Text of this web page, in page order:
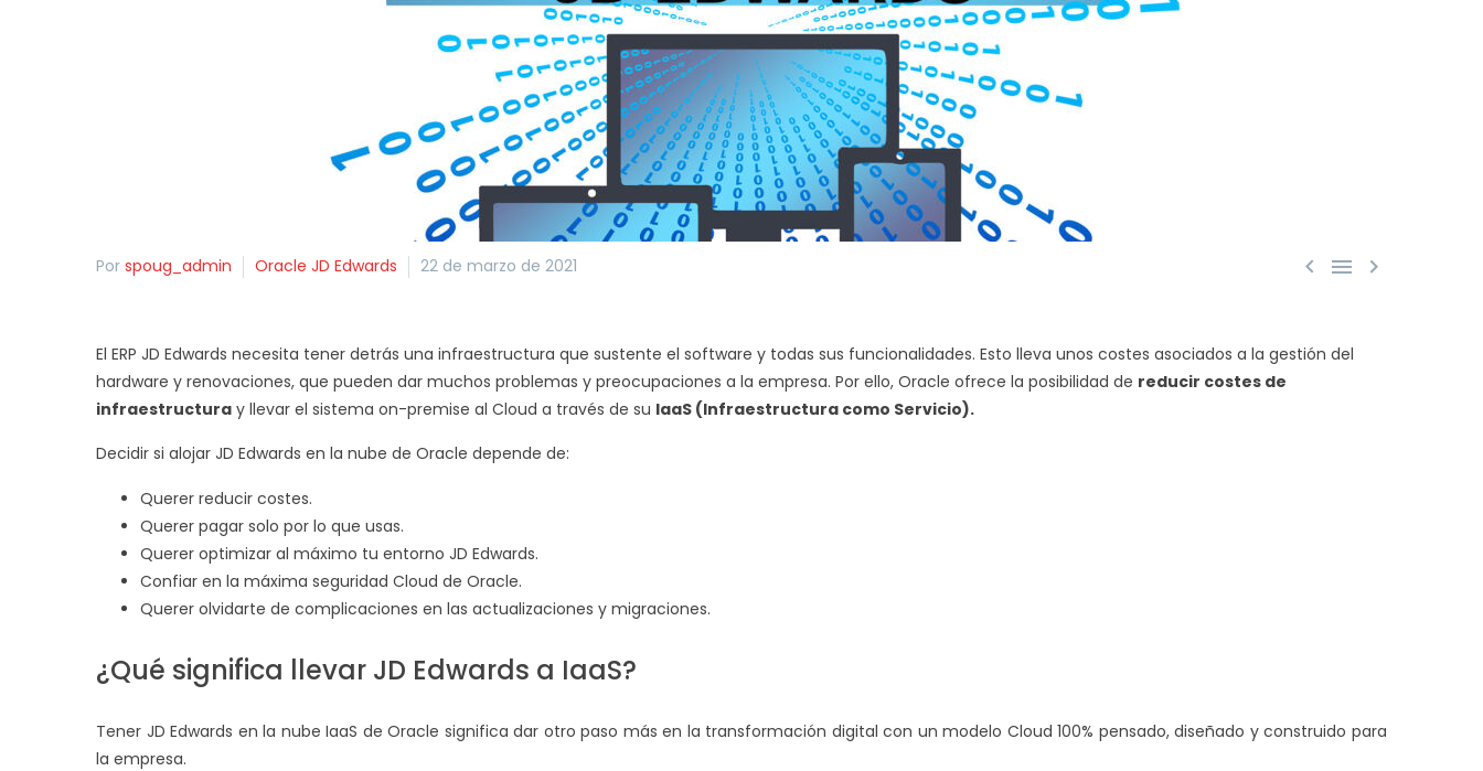
  
Por spoug_admin Oracle JD Edwards 22 de marzo de 2021
El ERP JD Edwards necesita tener detrás una infraestructura que sustente el software y todas sus funcionalidades. Esto lleva unos costes asociados a la gestión del
hardware y renovaciones, que pueden dar muchos problemas y preocupaciones a la empresa. Por ello, Oracle ofrece la posibilidad de reducir costes de
infraestructura y llevar el sistema on-premise al Cloud a través de su IaaS (Infraestructura como Servicio).
Decidir si alojar JD Edwards en la nube de Oracle depende de:
Querer reducir costes.
Querer pagar solo por lo que usas.
Querer optimizar al máximo tu entorno JD Edwards.
Confiar en la máxima seguridad Cloud de Oracle.
Querer olvidarte de complicaciones en las actualizaciones y migraciones.
¿Qué significa llevar JD Edwards a IaaS?
Tener JD Edwards en la nube IaaS de Oracle significa dar otro paso más en la transformación digital con un modelo Cloud 100% pensado, diseñado y construido para
la empresa.